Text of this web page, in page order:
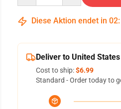
Diese Aktion endet in 02:
Deliver to United States
Cost to ship:$6.99
Standard - Order today to